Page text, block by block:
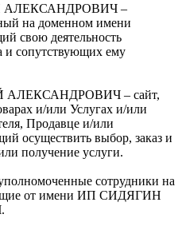
АЛЕКСАНДРОВИЧ –
на доменном имени
свою деятельность
и сопутствующих ему
– сайт,
и/или Услугах и/или
Продавце и/или
осуществить выбор, заказ и
получение услуги.
сотрудники на
от имени ИП СИДЯГИН